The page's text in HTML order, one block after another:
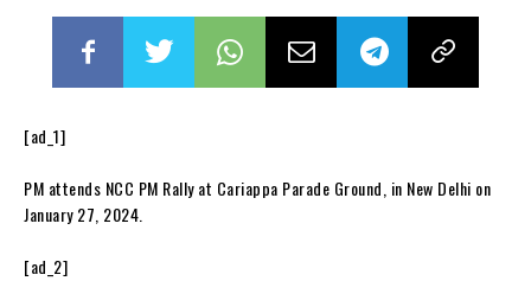
[ad_1]
PM attends NCC PM Rally at Cariappa Parade Ground, in New Delhi on
January 27, 2024.
[ad_2]